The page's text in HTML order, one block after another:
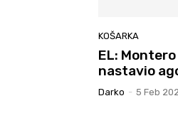
KOŠARKA
EL:
nastavio
Darko - 5 Feb